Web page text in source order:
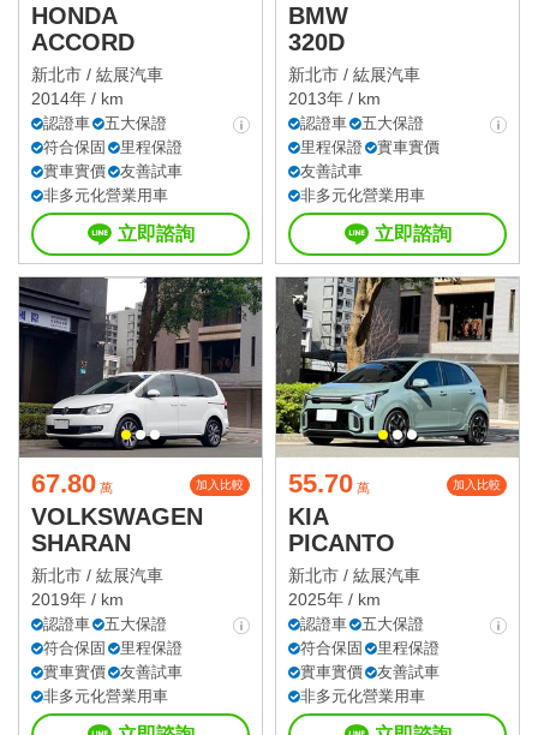
HONDA
ACCORD
新北市 / 紘展汽車
2014年 / km
認證車
五大保證
符合保固
里程保證
實車實價
友善試車
非多元化營業用車
立即諮詢
BMW
320D
新北市 / 紘展汽車
2013年 / km
認證車
五大保證
里程保證
實車實價
友善試車
非多元化營業用車
立即諮詢
67.80 萬 加入比較
VOLKSWAGEN
SHARAN
新北市 / 紘展汽車
2019年 / km
認證車
五大保證
符合保固
里程保證
實車實價
友善試車
非多元化營業用車
55.70 萬 加入比較
KIA
PICANTO
新北市 / 紘展汽車
2025年 / km
認證車
五大保證
符合保固
里程保證
實車實價
友善試車
非多元化營業用車